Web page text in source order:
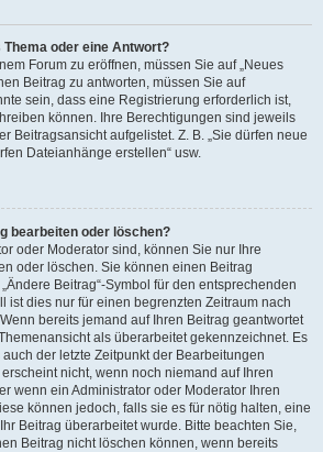
oder eine Antwort?
Forum zu eröffnen, müssen Sie auf „Neues
Beitrag zu antworten, müssen Sie auf
sein, dass eine Registrierung erforderlich ist,
können. Ihre Berechtigungen sind jeweils
Beitragsansicht aufgelistet. Z. B. „Sie dürfen neue
Dateianhänge erstellen“ usw.
bearbeiten oder löschen?
oder Moderator sind, können Sie nur Ihre
oder löschen. Sie können einen Beitrag
Beitrag“-Symbol für den entsprechenden
ist dies nur für einen begrenzten Zeitraum nach
bereits jemand auf Ihren Beitrag geantwortet
als überarbeitet gekennzeichnet. Es
der letzte Zeitpunkt der Bearbeitungen
nicht, wenn noch niemand auf Ihren
wenn ein Administrator oder Moderator Ihren
können jedoch, falls sie es für nötig halten, eine
Beitrag überarbeitet wurde. Bitte beachten Sie,
Beitrag nicht löschen können, wenn bereits